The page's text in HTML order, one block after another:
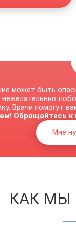
может быть
нежелательных
Врачи помогут
Обращайтесь
Мне
КАК МЫ